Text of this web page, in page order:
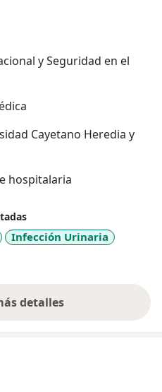
y Seguridad en el
Cayetano Heredia y
hospitalaria
Infección Urinaria
detalles
sobre la experiencia